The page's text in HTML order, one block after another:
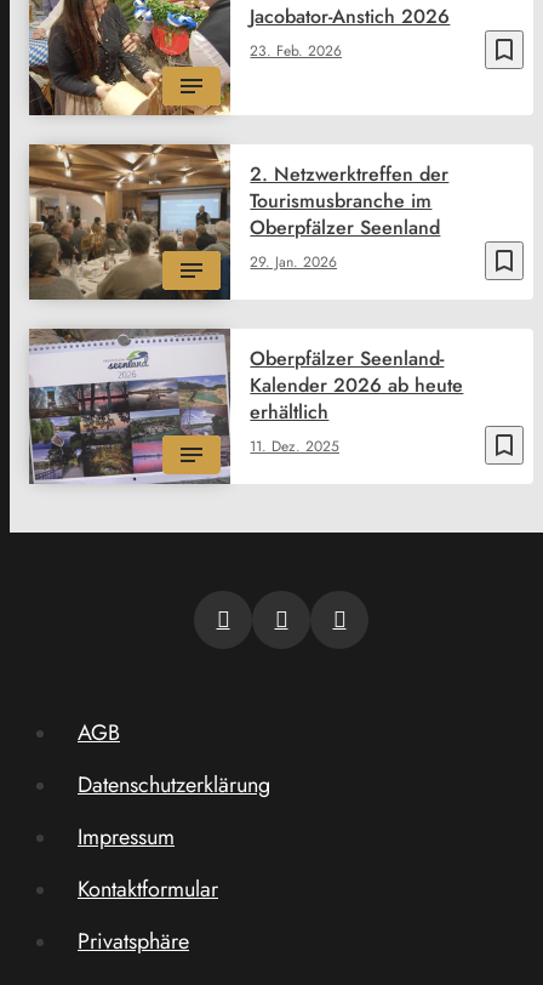
bookmark_border
23. Feb. 2026
Jacobator-Anstich 2026
bookmark_border
29. Jan. 2026
2. Netzwerktreffen der
Tourismusbranche im
Oberpfälzer Seenland
bookmark_border
11. Dez. 2025
Oberpfälzer Seenland-
Kalender 2026 ab heute
erhältlich
AGB
Datenschutzerklärung
Impressum
Kontaktformular
Privatsphäre